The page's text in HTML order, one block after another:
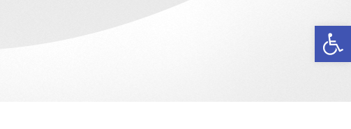
פתח סרגל נגישות